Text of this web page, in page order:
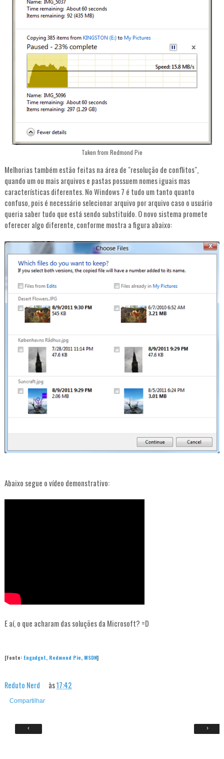
Taken from Redmond Pie
Melhorias também estão feitas na área de "resolução de conflitos",
quando um ou mais arquivos e pastas possuem nomes iguais mas
características diferentes. No Windows 7 é tudo um tanto quanto
confuso, pois é necessário selecionar arquivo por arquivo caso o usuário
queria saber tudo que está sendo substituído. O novo sistema promete
oferecer algo diferente, conforme mostra a figura abaixo:
Abaixo segue o vídeo demonstrativo:
E aí, o que acharam das soluções da Microsoft? =D
[Fonte: Engadget, Redmond Pie, MSDN]
Reduto Nerd às17:42
Compartilhar
‹ ›